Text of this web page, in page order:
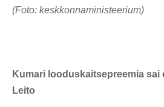
(Foto: keskkonnaministeerium)
Kumari looduskaitsepreemia
Leito